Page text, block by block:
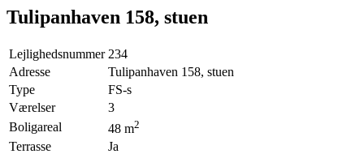
Tulipanhaven 158, stuen
Lejlighedsnummer 234
Adresse
Tulipanhaven 158, stuen
Type
FS-s
Værelser
3
Boligareal
48 m2
Terrasse
Ja